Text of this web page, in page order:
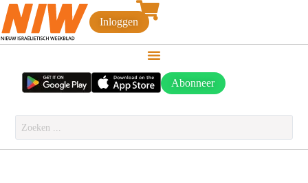
Inloggen
Abonneer